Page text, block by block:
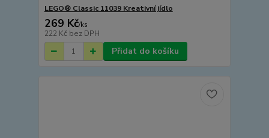
LEGO® Classic 11039 Kreativní jídlo
269 Kč/ks
222 Kč bez DPH
Přidat do košíku